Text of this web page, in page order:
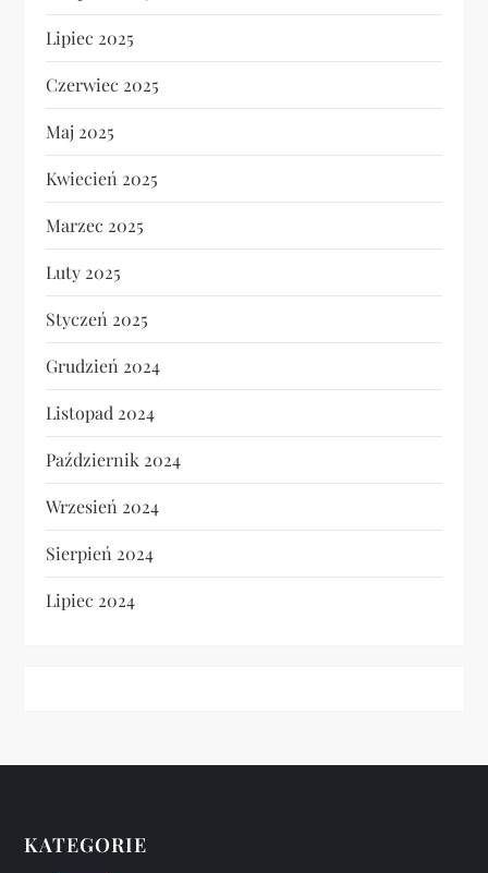
Lipiec 2025
Czerwiec 2025
Maj 2025
Kwiecień 2025
Marzec 2025
Luty 2025
Styczeń 2025
Grudzień 2024
Listopad 2024
Październik 2024
Wrzesień 2024
Sierpień 2024
Lipiec 2024
KATEGORIE